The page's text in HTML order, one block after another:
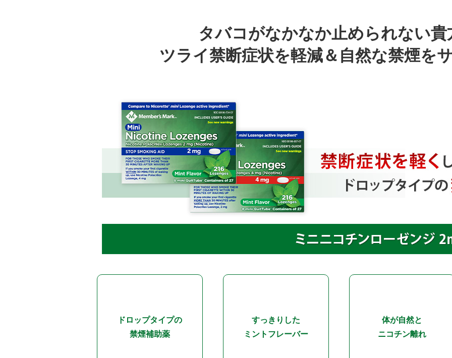
タバコがなかなか止められない貴
ツライ禁断症状を軽減＆自然な禁煙を
ドロップタイプの
禁煙補助薬
すっきりした
ミントフレーバー
体が自然と
ニコチン離れ